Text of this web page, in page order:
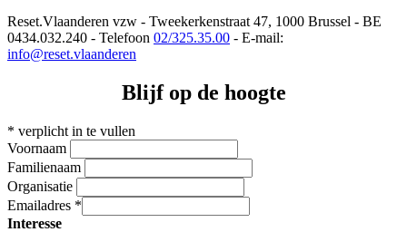
Reset.Vlaanderen vzw - Tweekerkenstraat 47, 1000 Brussel - BE
0434.032.240 - Telefoon 02/325.35.00 - E-mail:
info@reset.vlaanderen
Blijf op de hoogte
* verplicht in te vullen
Voornaam
Familienaam
Organisatie
Emailadres *
Interesse